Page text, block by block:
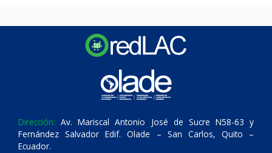
Dirección: Av. Mariscal Antonio José de Sucre N58-63 y
Fernández Salvador Edif. Olade – San Carlos, Quito –
Ecuador.